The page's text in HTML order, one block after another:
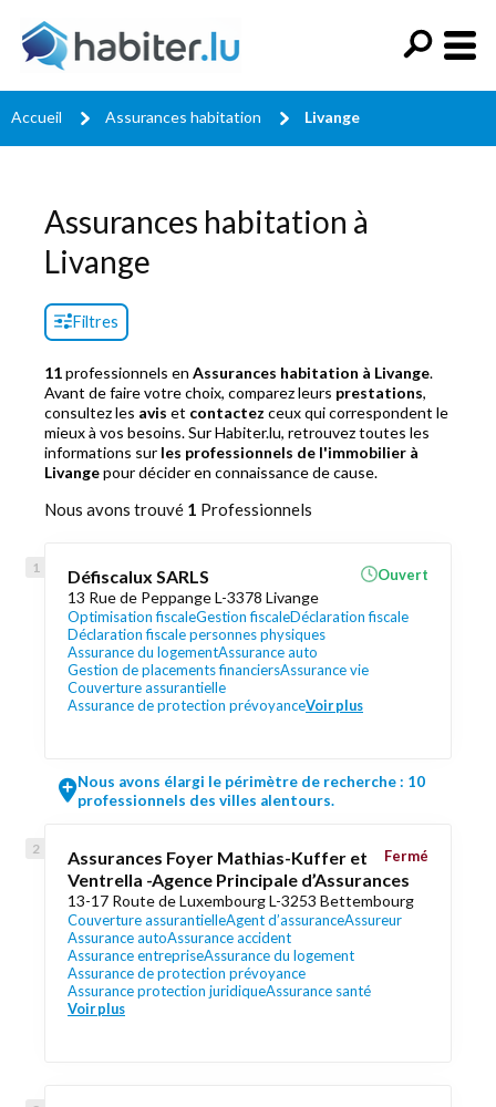
Accueil Assurances habitation Livange
Assurances habitation à
Livange
Filtres
11professionnels en Assurances habitation à Livange.
Avant de faire votre choix, comparez leurs prestations,
consultez les avis et contactez ceux qui correspondent le
mieux à vos besoins. Sur Habiter.lu, retrouvez toutes les
informations sur les professionnels de l'immobilier à
Livangepour décider en connaissance de cause.
Nous avons trouvé 1 Professionnels
Défiscalux SARLS
13 Rue de Peppange L-3378 Livange
Optimisation fiscaleGestion fiscaleDéclaration fiscale
Déclaration fiscale personnes physiques
Assurance du logementAssurance auto
Gestion de placements financiersAssurance vie
Couverture assurantielle
Assurance de protection prévoyanceVoir plus
Ouvert
Nous avons élargi le périmètre de recherche : 10
professionnels des villes alentours.
Assurances Foyer Mathias-Kuffer et
Ventrella -Agence Principale d’Assurances
13-17 Route de Luxembourg L-3253 Bettembourg
Couverture assurantielleAgent d’assuranceAssureur
Assurance autoAssurance accident
Assurance entrepriseAssurance du logement
Assurance de protection prévoyance
Assurance protection juridiqueAssurance santé
Voir plus
Fermé